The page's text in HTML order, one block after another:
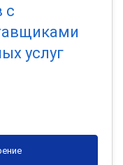
с
услуг